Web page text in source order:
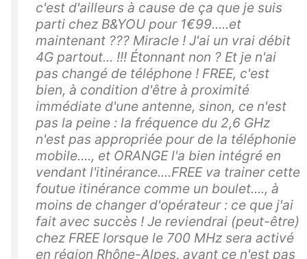
c'est d'ailleurs à cause de ça que je suis
parti chez B&YOU pour 1€99.....et
maintenant ??? Miracle ! J'ai un vrai débit
4G partout... !!! Étonnant non ? Et je n'ai
pas changé de téléphone ! FREE, c'est
bien, à condition d'être à proximité
immédiate d'une antenne, sinon, ce n'est
pas la peine : la fréquence du 2,6 GHz
n'est pas appropriée pour de la téléphonie
mobile...., et ORANGE l'a bien intégré en
vendant l'itinérance....FREE va trainer cette
foutue itinérance comme un boulet...., à
moins de changer d'opérateur : ce que j'ai
fait avec succès ! Je reviendrai (peut-être)
chez FREE lorsque le 700 MHz sera activé
en région Rhône-Alpes, avant ce n'est pas